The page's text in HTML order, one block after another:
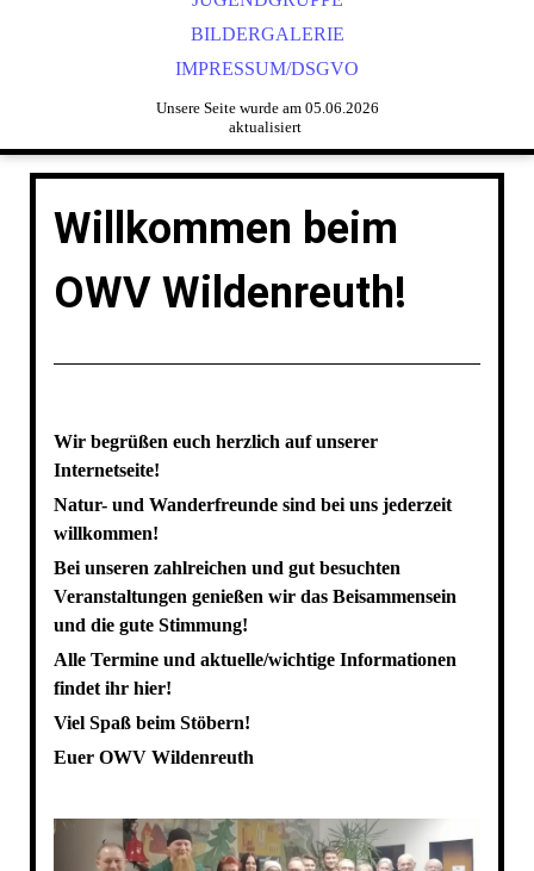
BILDERGALERIE
IMPRESSUM/DSGVO
Unsere Seite wurde am 05.06.2026
aktualisiert
Willkommen beim
OWV Wildenreuth!
Wir begrüßen euch herzlich auf unserer
Internetseite!
Natur- und Wanderfreunde sind bei uns jederzeit
willkommen!
Bei unseren zahlreichen und gut besuchten
Veranstaltungen genießen wir das Beisammensein
und die gute Stimmung!
Alle Termine und aktuelle/wichtige Informationen
findet ihr hier!
Viel Spaß beim Stöbern!
Euer OWV Wildenreuth